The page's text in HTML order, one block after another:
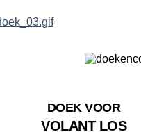
DOEK VOOR
VOLANT LOS